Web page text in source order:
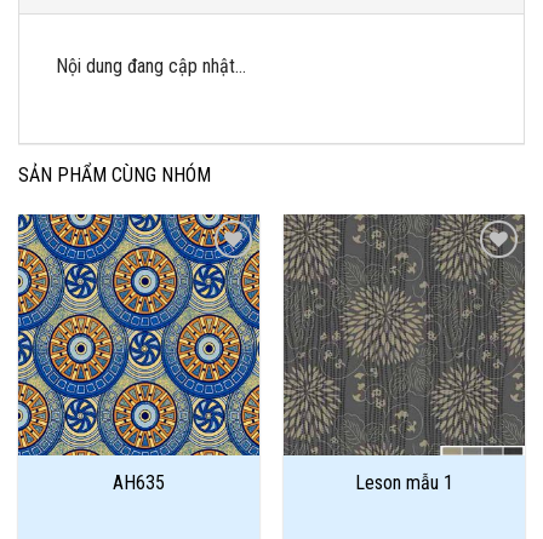
Nội dung đang cập nhật…
SẢN PHẨM CÙNG NHÓM
Add to
Wishlist
AH635
Add to
Wishlist
Leson mẫu 1